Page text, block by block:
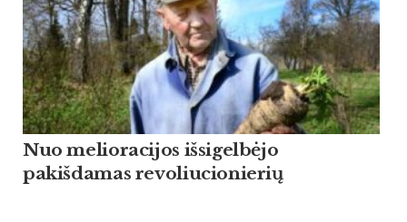
Nuo melioracijos išsigelbėjo
pakišdamas revoliucionierių